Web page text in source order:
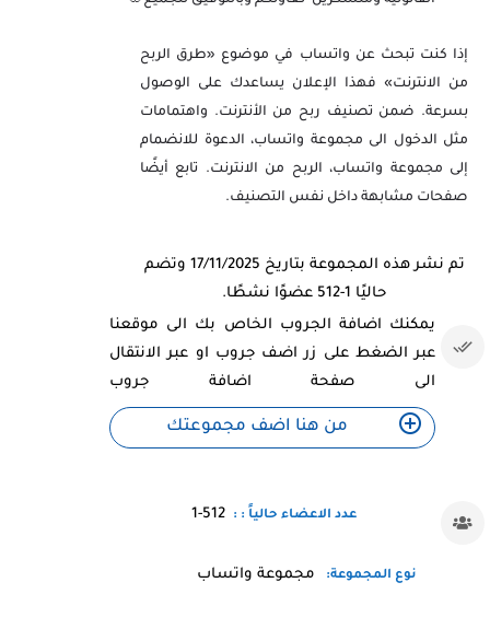
إذا كنت تبحث عن واتساب في موضوع «طرق الربح
من الانترنت» فهذا الإعلان يساعدك على الوصول
بسرعة. ضمن تصنيف ربح من الأنترنت. واهتمامات
مثل الدخول الى مجموعة واتساب، الدعوة للانضمام
إلى مجموعة واتساب، الربح من الانترنت. تابع أيضًا
صفحات مشابهة داخل نفس التصنيف.
تم نشر هذه المجموعة بتاريخ 17/11/2025 وتضم
حاليًا 1-512 عضوًا نشطًا.
يمكنك اضافة الجروب الخاص بك الى موقعنا
عبر الضغط على زر اضف جروب او عبر الانتقال
الى صفحة اضافة جروب
من هنا اضف مجموعتك
عدد الاعضاء حالياً : :1-512
نوع المجموعة: مجموعة واتساب